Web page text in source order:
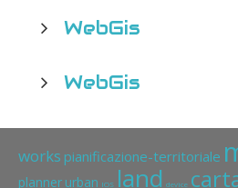
WebGis
WebGis
works pianificazione-territoriale
planner urban IOS land device